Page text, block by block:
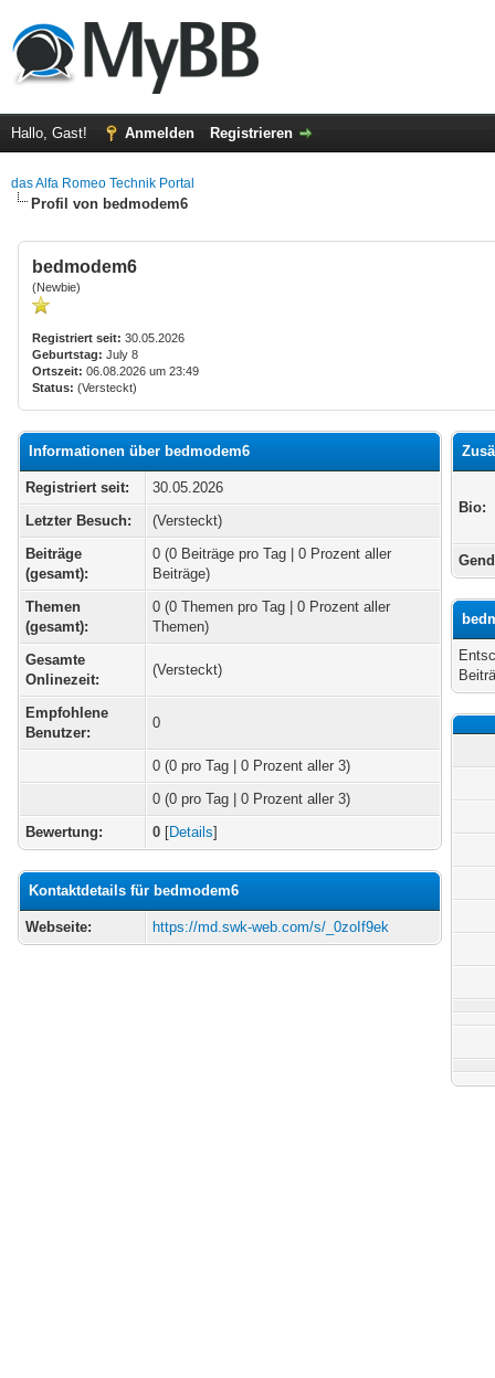
Hallo, Gast! Anmelden Registrieren
das Alfa Romeo Technik Portal
Profil von bedmodem6
bedmodem6
(Newbie)
Registriert seit: 30.05.2026
Geburtstag: July 8
Ortszeit: 06.08.2026 um 23:49
Status: (Versteckt)
Informationen über bedmodem6
Registriert seit:
30.05.2026
Letzter Besuch:
(Versteckt)
Beiträge
(gesamt):
0 (0 Beiträge pro Tag | 0 Prozent aller
Beiträge)
Themen
(gesamt):
0 (0 Themen pro Tag | 0 Prozent aller
Themen)
Gesamte
Onlinezeit:
(Versteckt)
Empfohlene
Benutzer:
0
0 (0 pro Tag | 0 Prozent aller 3)
0 (0 pro Tag | 0 Prozent aller 3)
Bewertung:
0 [Details]
Kontaktdetails für bedmodem6
Webseite: https://md.swk-web.com/s/_0zoIf9ek
Bio: